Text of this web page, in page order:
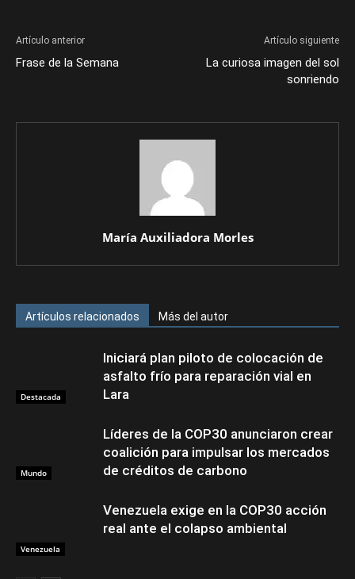
Artículo anterior
Frase de la Semana
Artículo siguiente
La curiosa imagen del sol
sonriendo
María Auxiliadora Morles
Artículos relacionados Más del autor
Destacada
Iniciará plan piloto de colocación de
asfalto frío para reparación vial en
Lara
Mundo
Líderes de la COP30 anunciaron crear
coalición para impulsar los mercados
de créditos de carbono
Venezuela
Venezuela exige en la COP30 acción
real ante el colapso ambiental